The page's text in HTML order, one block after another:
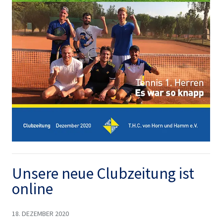
Unsere neue Clubzeitung ist
online
18. DEZEMBER 2020